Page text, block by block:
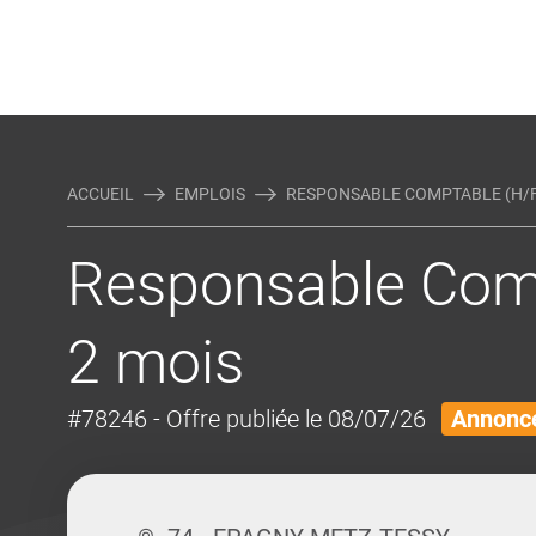
ACCUEIL EMPLOIS RESPONSABLE COMPTABLE (H/
Responsable
2 mois
#78246 - Offre publiée le 08/07/26